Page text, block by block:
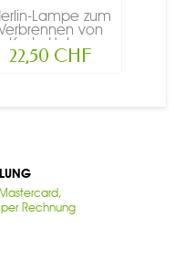
Lampe zum
von
Kade-Holz,...
22,50 CHF
Rechnung